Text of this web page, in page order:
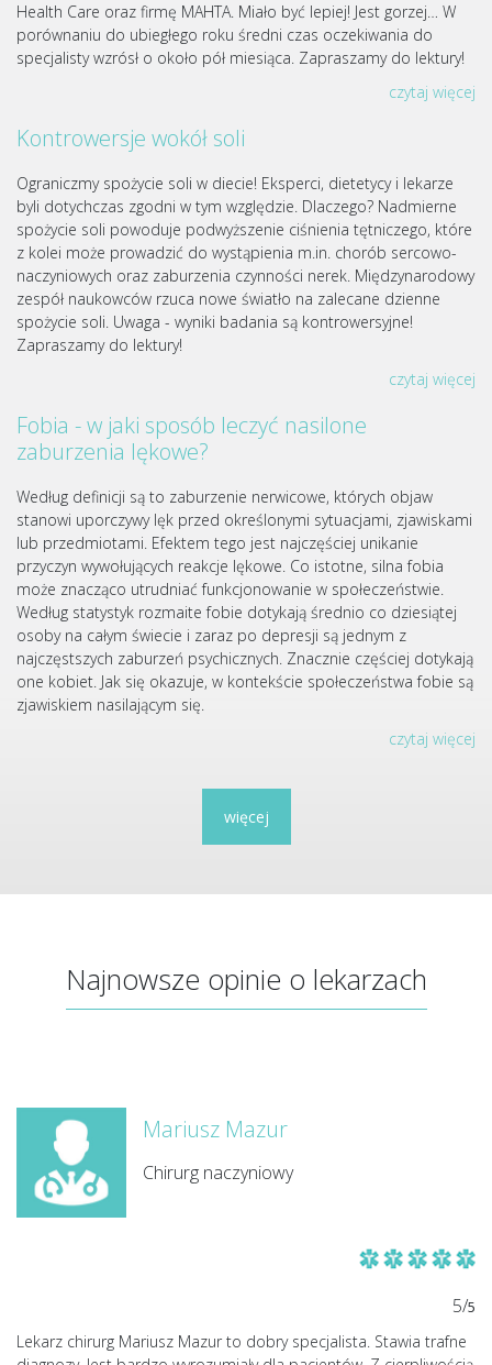
Health Care oraz firmę MAHTA. Miało być lepiej! Jest gorzej… W
porównaniu do ubiegłego roku średni czas oczekiwania do
specjalisty wzrósł o około pół miesiąca. Zapraszamy do lektury!
czytaj więcej
Kontrowersje wokół soli
Ograniczmy spożycie soli w diecie! Eksperci, dietetycy i lekarze
byli dotychczas zgodni w tym względzie. Dlaczego? Nadmierne
spożycie soli powoduje podwyższenie ciśnienia tętniczego, które
z kolei może prowadzić do wystąpienia m.in. chorób sercowo-
naczyniowych oraz zaburzenia czynności nerek. Międzynarodowy
zespół naukowców rzuca nowe światło na zalecane dzienne
spożycie soli. Uwaga - wyniki badania są kontrowersyjne!
Zapraszamy do lektury!
czytaj więcej
Fobia - w jaki sposób leczyć nasilone
zaburzenia lękowe?
Według definicji są to zaburzenie nerwicowe, których objaw
stanowi uporczywy lęk przed określonymi sytuacjami, zjawiskami
lub przedmiotami. Efektem tego jest najczęściej unikanie
przyczyn wywołujących reakcje lękowe. Co istotne, silna fobia
może znacząco utrudniać funkcjonowanie w społeczeństwie.
Według statystyk rozmaite fobie dotykają średnio co dziesiątej
osoby na całym świecie i zaraz po depresji są jednym z
najczęstszych zaburzeń psychicznych. Znacznie częściej dotykają
one kobiet. Jak się okazuje, w kontekście społeczeństwa fobie są
zjawiskiem nasilającym się.
czytaj więcej
więcej
Najnowsze opinie o lekarzach
Mariusz Mazur
Chirurg naczyniowy
5/5
Lekarz chirurg Mariusz Mazur to dobry specjalista. Stawia trafne